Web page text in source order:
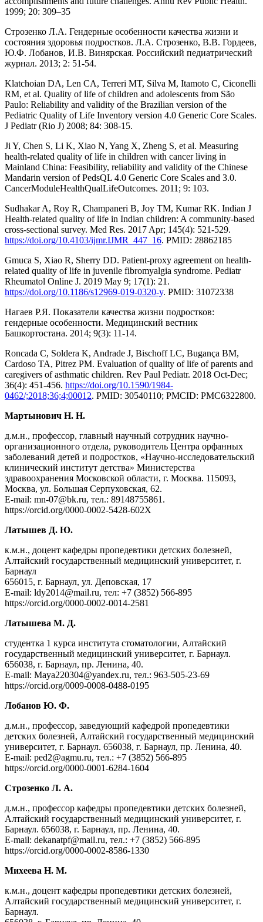
1999; 20: 309–35
Строзенко Л.А. Гендерные особенности качества жизни и
состояния здоровья подростков. Л.А. Строзенко, В.В. Гордеев,
Ю.Ф. Лобанов, И.В. Винярская. Российский педиатрический
журнал. 2013; 2: 51-54.
Klatchoian DA, Len CA, Terreri MT, Silva M, Itamoto C, Ciconelli
RM, et al. Quality of life of children and adolescents from São
Paulo: Reliability and validity of the Brazilian version of the
Pediatric Quality of Life Inventory version 4.0 Generic Core Scales.
J Pediatr (Rio J) 2008; 84: 308-15.
Ji Y, Chen S, Li K, Xiao N, Yang X, Zheng S, et al. Measuring
health-related quality of life in children with cancer living in
Mainland China: Feasibility, reliability and validity of the Chinese
Mandarin version of PedsQL 4.0 Generic Core Scales and 3.0.
CancerModuleHealthQualLifeOutcomes. 2011; 9: 103.
Sudhakar A, Roy R, Champaneri B, Joy TM, Kumar RK. Indian J
Health-related quality of life in Indian children: A community-based
cross-sectional survey. Med Res. 2017 Apr; 145(4): 521-529.
https://doi.org/10.4103/ijmr.IJMR_447_16. PMID: 28862185
Gmuca S, Xiao R, Sherry DD. Patient-proxy agreement on health-
related quality of life in juvenile fibromyalgia syndrome. Pediatr
Rheumatol Online J. 2019 May 9; 17(1): 21.
https://doi.org/10.1186/s12969-019-0320-y. PMID: 31072338
Нагаев Р.Я. Показатели качества жизни подростков:
гендерные особенности. Медицинский вестник
Башкортостана. 2014; 9(3): 11-14.
Roncada C, Soldera K, Andrade J, Bischoff LC, Bugança BM,
Cardoso TA, Pitrez PM. Evaluation of quality of life of parents and
caregivers of asthmatic children. Rev Paul Pediatr. 2018 Oct-Dec;
36(4): 451-456. https://doi.org/10.1590/1984-
0462/;2018;36;4;00012. PMID: 30540110; PMCID: PMC6322800.
Мартынович Н. Н.
д.м.н., профессор, главный научный сотрудник научно-
организационного отдела, руководитель Центра орфанных
заболеваний детей и подростков, «Научно-исследовательский
клинический институт детства» Министерства
здравоохранения Московской области, г. Москва. 115093,
Москва, ул. Большая Серпуховская, 62.
Е-mail: mn-07@bk.ru, тел.: 89148755861.
https://orcid.org/0000-0002-5428-602X
Латышев Д. Ю.
к.м.н., доцент кафедры пропедевтики детских болезней,
Алтайский государственный медицинский университет, г.
Барнаул
656015, г. Барнаул, ул. Деповская, 17
Е-mail: ldy2014@mail.ru, тел: +7 (3852) 566-895
https://orcid.org/0000-0002-0014-2581
Латышева М. Д.
студентка 1 курса института стоматологии, Алтайский
государственный медицинский университет, г. Барнаул.
656038, г. Барнаул, пр. Ленина, 40.
Е-mail: Maya220304@yandex.ru, тел.: 963-505-23-69
https://orcid.org/0009-0008-0488-0195
Лобанов Ю. Ф.
д.м.н., профессор, заведующий кафедрой пропедевтики
детских болезней, Алтайский государственный медицинский
университет, г. Барнаул. 656038, г. Барнаул, пр. Ленина, 40.
Е-mail: ped2@agmu.ru, тел.: +7 (3852) 566-895
https://orcid.org/0000-0001-6284-1604
Строзенко Л. А.
д.м.н., профессор кафедры пропедевтики детских болезней,
Алтайский государственный медицинский университет, г.
Барнаул. 656038, г. Барнаул, пр. Ленина, 40.
Е-mail: dekanatpf@mail.ru, тел.: +7 (3852) 566-895
https://orcid.org/0000-0002-8586-1330
Михеева Н. М.
к.м.н., доцент кафедры пропедевтики детских болезней,
Алтайский государственный медицинский университет, г.
Барнаул.